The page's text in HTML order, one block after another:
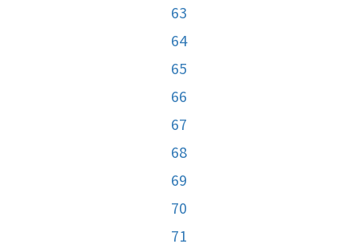
63
64
65
66
67
68
69
70
71